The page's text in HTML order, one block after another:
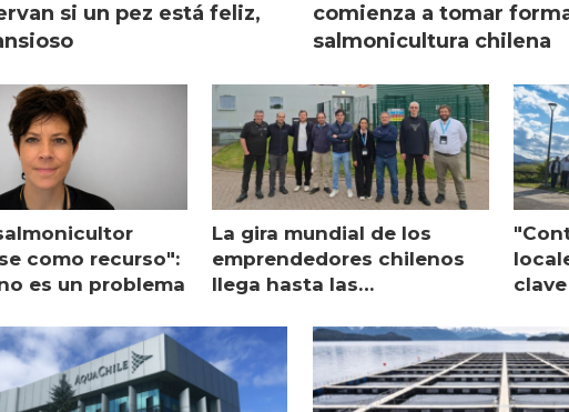
si un pez está feliz,
comienza a tomar
salmonicultura chilena
como recurso":
es un problema
La gira mundial de los
emprendedores chilenos
llega hasta las
Escocia